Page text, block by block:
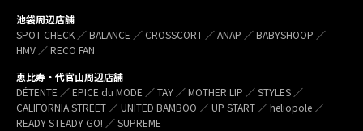
池袋周辺店舗
SPOT CHECK ／ BALANCE ／ CROSSCORT ／ ANAP ／ BABYSHOOP ／
HMV ／ RECO FAN
恵比寿・代官山周辺店舗
DÉTENTE ／ EPICE du MODE ／ TAY ／ MOTHER LIP ／ STYLES ／
CALIFORNIA STREET ／ UNITED BAMBOO ／ UP START ／ heliopole ／
READY STEADY GO! ／ SUPREME